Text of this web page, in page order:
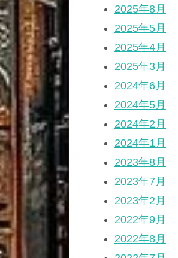
2025年8月
2025年5月
2025年4月
2025年3月
2024年6月
2024年5月
2024年2月
2024年1月
2023年8月
2023年7月
2023年2月
2022年9月
2022年8月